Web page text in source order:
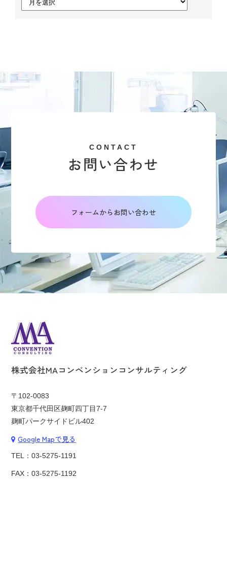
ー
CONTACT
お問い合わせ
フォームからお問い合わせ
株式会社MAコンベンションコンサルティング
〒102-0083
東京都千代田区麹町四丁目7-7
麹町パークサイドビル402
Google Mapで見る
TEL：03-5275-1191
FAX：03-5275-1192